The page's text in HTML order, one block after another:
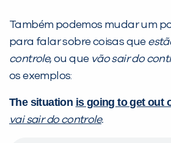
Também podemos mudar um
para falar sobre coisas que
controle, ou que vão sair do
os exemplos:
The situation is going to get out
vai sair do controle.